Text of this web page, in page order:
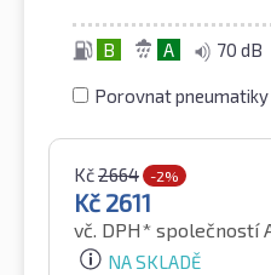
B A 70 dB
Porovnat pneumatiky
Kč2664 -2%
Kč 2611
vč. DPH* společností
NA SKLADĚ